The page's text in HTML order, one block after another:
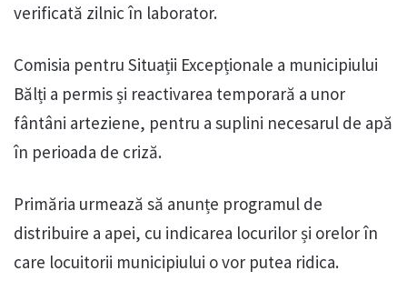
verificată zilnic în laborator.
Comisia pentru Situații Excepționale a municipiului
Bălți a permis și reactivarea temporară a unor
fântâni arteziene, pentru a suplini necesarul de apă
în perioada de criză.
Primăria urmează să anunțe programul de
distribuire a apei, cu indicarea locurilor și orelor în
care locuitorii municipiului o vor putea ridica.